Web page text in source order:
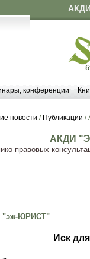
конференции
новости / Публикации /
АКДИ
правовых
"эж-ЮРИСТ"
Иск